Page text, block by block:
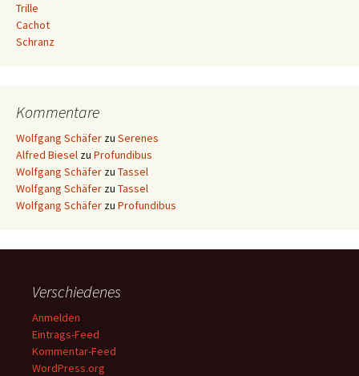
Trille
Cachot
Schranz
Kommentare
Wolfgang Schäfer zu Serenes
Alfred Biesel zu Profundibus
Wolfgang Schäfer zu Tassel
Wolfgang Schäfer zu Tassel
Wolfgang Schäfer zu Profundibus
Verschiedenes
Anmelden
Eintrags-Feed
Kommentar-Feed
WordPress.org